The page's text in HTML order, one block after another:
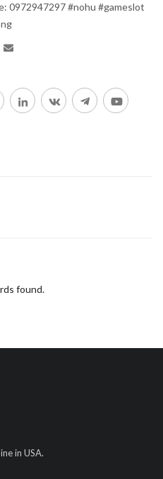
0972947297 #nohu #gameslot
found.
in USA.